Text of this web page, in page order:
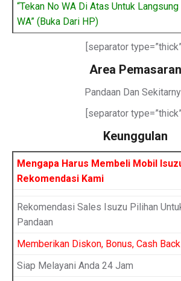
“Tekan No WA Di Atas Untuk
WA” (Buka Dari HP)
[separator
Area Pemasaran
Pandaan Dan
[separator
Keunggulan
Mengapa Harus Membeli Mobil
Rekomendasi Kami
Rekomendasi Sales Isuzu Pilihan
Pandaan
Memberikan Diskon, Bonus, Cash
Siap Melayani Anda 24 Jam